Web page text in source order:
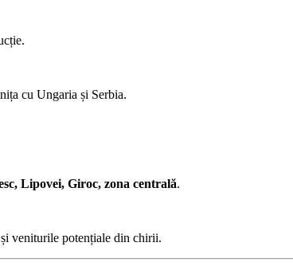
cu Ungaria și Serbia.
Lipovei, Giroc, zona centrală.
veniturile potențiale din chirii.